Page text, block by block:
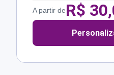
A partir deR$